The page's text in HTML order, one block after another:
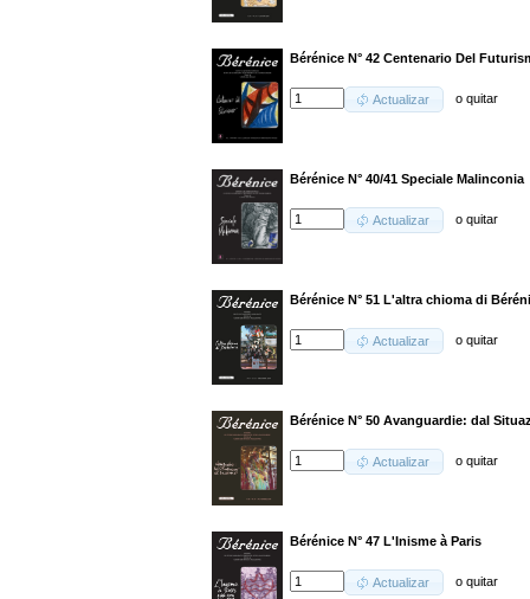
Bérénice N° 42 Centenario Del
Actualizar oquitar
Bérénice N° 40/41 Speciale Malinconia
Actualizar oquitar
Bérénice N° 51 L'altra chioma di
Actualizar oquitar
Bérénice N° 50 Avanguardie: dal
Actualizar oquitar
Bérénice N° 47 L'Inisme à Paris
Actualizar oquitar